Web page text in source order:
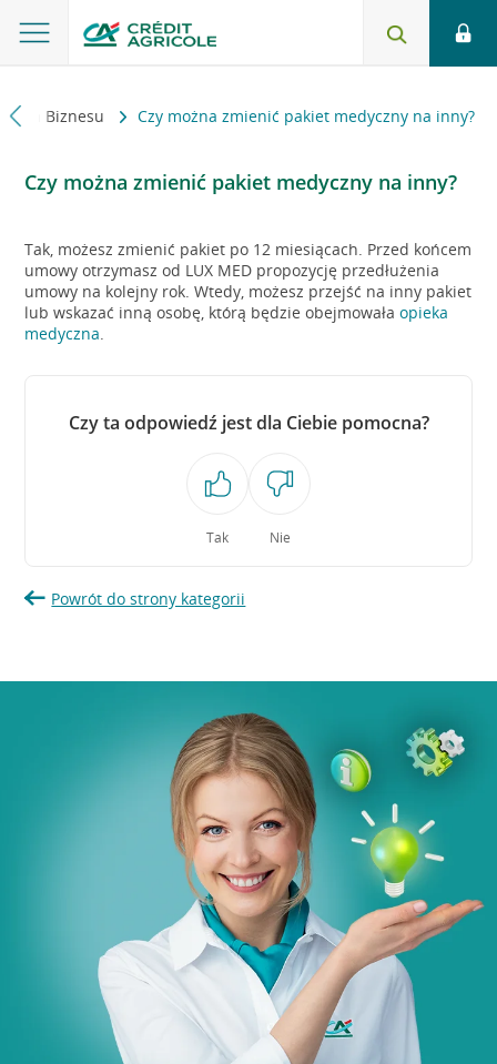
Biznesu Czy można zmienić pakiet medyczny na inny?
Czy można zmienić pakiet medyczny na inny?
Tak, możesz zmienić pakiet po 12 miesiącach. Przed końcem
umowy otrzymasz od LUX MED propozycję przedłużenia
umowy na kolejny rok. Wtedy, możesz przejść na inny pakiet
lub wskazać inną osobę, którą będzie obejmowałaopieka
medyczna.
Czy ta odpowiedź jest dla Ciebie pomocna?
Tak Nie
Powrót do strony kategorii